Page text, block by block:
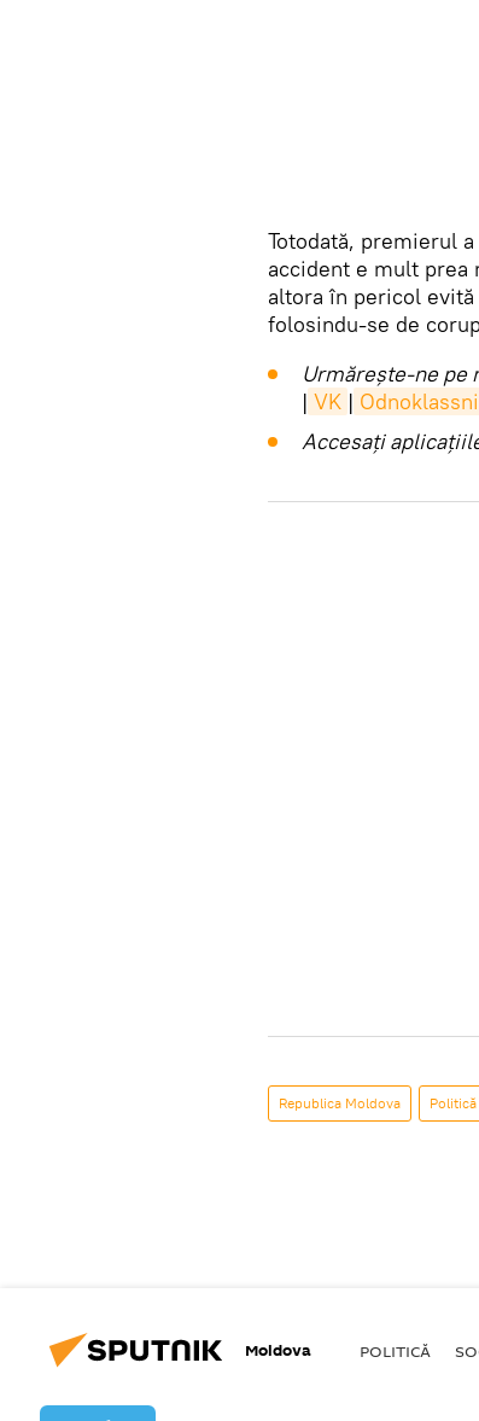
Totodată, premierul
accident e mult prea
altora în pericol
folosindu-se de
Urmărește-ne pe
| VK |
Accesaţi
Republica Moldova Politică
Moldova POLITICĂ